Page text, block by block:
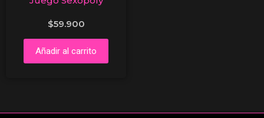
$59.900
Añadir al carrito